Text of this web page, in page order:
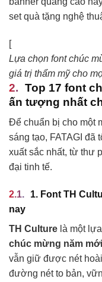
set quà tặng nghệ
[
Lựa chọn font chúc
giá trị thẩm mỹ cho
Top 17 font
ấn tượng nhất
Để chuẩn bị cho một
sáng tạo, FATAGI đã
xuất sắc nhất, từ thư
đại tinh tế.
1. Font TH
nay
TH Culture là một
chúc mừng năm
vẫn giữ được nét
đường nét to bản,